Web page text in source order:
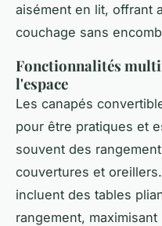
aisément en lit, offrant
couchage sans
Fonctionnalités
l'espace
Les canapés
pour être pratiques et
souvent des
couvertures et
incluent des tables
rangement, maximisant